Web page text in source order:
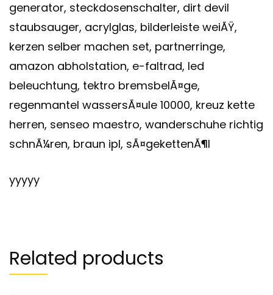
generator, steckdosenschalter, dirt devil
staubsauger, acrylglas, bilderleiste weiÃŸ,
kerzen selber machen set, partnerringe,
amazon abholstation, e-faltrad, led
beleuchtung, tektro bremsbelÃ¤ge,
regenmantel wassersÃ¤ule 10000, kreuz kette
herren, senseo maestro, wanderschuhe richtig
schnÃ¼ren, braun ipl, sÃ¤gekettenÃ¶l
yyyyy
Related products